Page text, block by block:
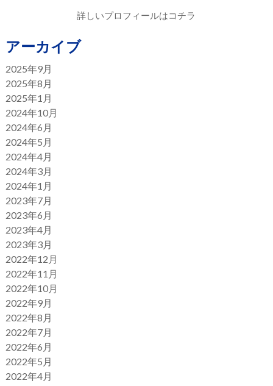
詳しいプロフィールはコチラ
アーカイブ
2025年9月
2025年8月
2025年1月
2024年10月
2024年6月
2024年5月
2024年4月
2024年3月
2024年1月
2023年7月
2023年6月
2023年4月
2023年3月
2022年12月
2022年11月
2022年10月
2022年9月
2022年8月
2022年7月
2022年6月
2022年5月
2022年4月